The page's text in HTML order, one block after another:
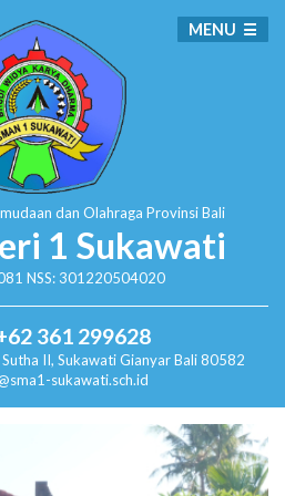
dan Olahraga Provinsi Bali
1 Sukawati
NSS: 301220504020
361 299628
II, SukawatiGianyar Bali 80582
sukawati.sch.id
MENU